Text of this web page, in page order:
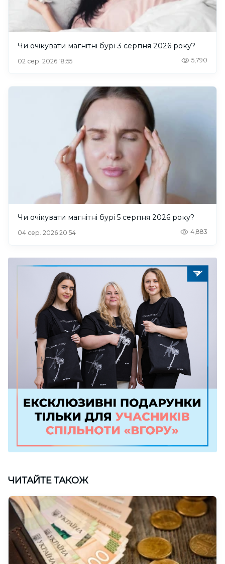
Чи очікувати магнітні бурі 3 серпня 2026 року?
02 сер. 2026 18:55 5,790
Чи очікувати магнітні бурі 5 серпня 2026 року?
04 сер. 2026 20:54 4,883
ЧИТАЙТЕ ТАКОЖ